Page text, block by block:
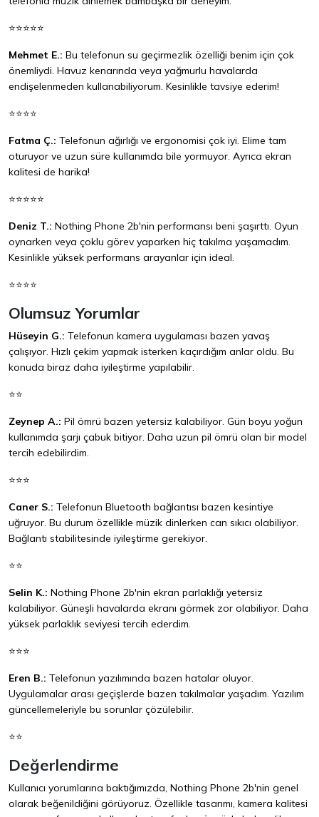
⭐⭐⭐⭐⭐
Mehmet E.: Bu telefonun su geçirmezlik özelliği benim için çok
önemliydi. Havuz kenarında veya yağmurlu havalarda
endişelenmeden kullanabiliyorum. Kesinlikle tavsiye ederim!
⭐⭐⭐⭐
Fatma Ç.: Telefonun ağırlığı ve ergonomisi çok iyi. Elime tam
oturuyor ve uzun süre kullanımda bile yormuyor. Ayrıca ekran
kalitesi de harika!
⭐⭐⭐⭐⭐
Deniz T.: Nothing Phone 2b'nin performansı beni şaşırttı. Oyun
oynarken veya çoklu görev yaparken hiç takılma yaşamadım.
Kesinlikle yüksek performans arayanlar için ideal.
⭐⭐⭐⭐
Olumsuz Yorumlar
Hüseyin G.: Telefonun kamera uygulaması bazen yavaş
çalışıyor. Hızlı çekim yapmak isterken kaçırdığım anlar oldu. Bu
konuda biraz daha iyileştirme yapılabilir.
⭐⭐
Zeynep A.: Pil ömrü bazen yetersiz kalabiliyor. Gün boyu yoğun
kullanımda şarjı çabuk bitiyor. Daha uzun pil ömrü olan bir model
tercih edebilirdim.
⭐⭐⭐
Caner S.: Telefonun Bluetooth bağlantısı bazen kesintiye
uğruyor. Bu durum özellikle müzik dinlerken can sıkıcı olabiliyor.
Bağlantı stabilitesinde iyileştirme gerekiyor.
⭐⭐
Selin K.: Nothing Phone 2b'nin ekran parlaklığı yetersiz
kalabiliyor. Güneşli havalarda ekranı görmek zor olabiliyor. Daha
yüksek parlaklık seviyesi tercih ederdim.
⭐⭐⭐
Eren B.: Telefonun yazılımında bazen hatalar oluyor.
Uygulamalar arası geçişlerde bazen takılmalar yaşadım. Yazılım
güncellemeleriyle bu sorunlar çözülebilir.
⭐⭐
Değerlendirme
Kullanıcı yorumlarına baktığımızda, Nothing Phone 2b'nin genel
olarak beğenildiğini görüyoruz. Özellikle tasarımı, kamera kalitesi